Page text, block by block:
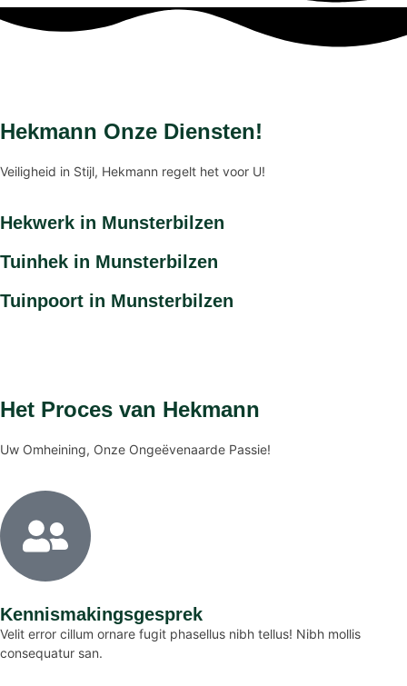
Hekmann Onze Diensten!
Veiligheid in Stijl, Hekmann regelt het voor U!
Hekwerk in Munsterbilzen
Tuinhek in Munsterbilzen
Tuinpoort in Munsterbilzen
Het Proces van Hekmann
Uw Omheining, Onze Ongeëvenaarde Passie!
Kennismakingsgesprek
Velit error cillum ornare fugit phasellus nibh tellus! Nibh mollis
consequatur san.